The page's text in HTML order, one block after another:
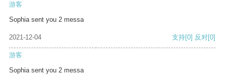
游客
Sophia sent you 2 messa
2021-12-04 支持[0] 反对[0]
游客
Sophia sent you 2 messa